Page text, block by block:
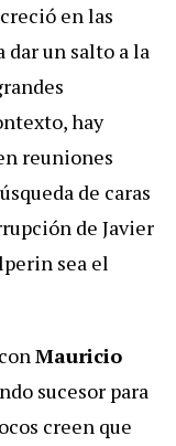
en las
dar un salto a la
hay
reuniones
de caras
de Javier
sea el
Mauricio
sucesor para
creen que